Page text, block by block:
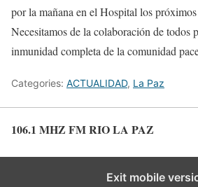
por la mañana en el Hospital los
Necesitamos de la colaboración de todos
inmunidad completa de la comunidad
Categories: ACTUALIDAD, La Paz
106.1 MHZ FM RIO LA PAZ
Exit mobile